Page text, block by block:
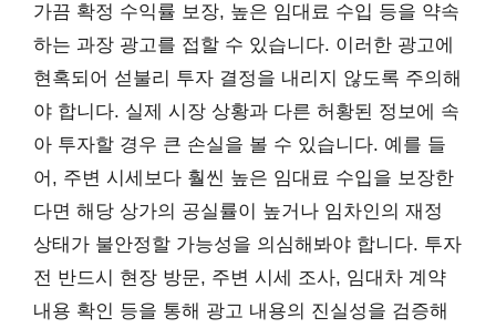
가끔 확정 수익률 보장, 높은 임대료 수입 등을 약속
하는 과장 광고를 접할 수 있습니다. 이러한 광고에
현혹되어 섣불리 투자 결정을 내리지 않도록 주의해
야 합니다. 실제 시장 상황과 다른 허황된 정보에 속
아 투자할 경우 큰 손실을 볼 수 있습니다. 예를 들
어, 주변 시세보다 훨씬 높은 임대료 수입을 보장한
다면 해당 상가의 공실률이 높거나 임차인의 재정
상태가 불안정할 가능성을 의심해봐야 합니다. 투자
전 반드시 현장 방문, 주변 시세 조사, 임대차 계약
내용 확인 등을 통해 광고 내용의 진실성을 검증해